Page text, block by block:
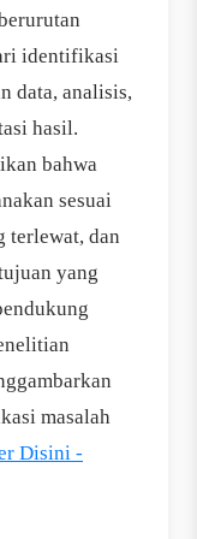
identifikasi
data, analisis,
hasil.
bahwa
sesuai
terlewat, dan
yang
masalah
Disini -